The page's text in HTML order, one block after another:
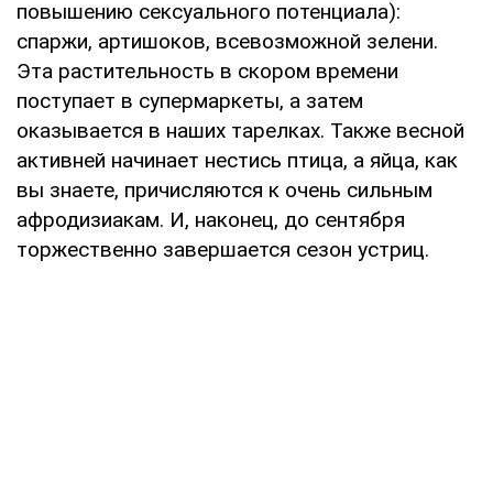
повышению сексуального потенциала):
спаржи, артишоков, всевозможной зелени.
Эта растительность в скором времени
поступает в супермаркеты, а затем
оказывается в наших тарелках. Также весной
активней начинает нестись птица, а яйца, как
вы знаете, причисляются к очень сильным
афродизиакам. И, наконец, до сентября
торжественно завершается сезон устриц.